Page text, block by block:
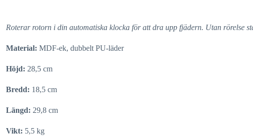
Roterar rotorn i din automatiska klocka för att dra upp fjädern. Utan rörelse
Material: MDF-ek, dubbelt PU-läder
Höjd: 28,5 cm
Bredd: 18,5 cm
Längd: 29,8 cm
Vikt: 5,5 kg